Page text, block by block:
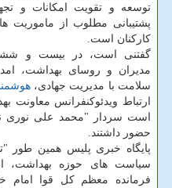
توسعه و تقویت امكانات و
پشتیبانی مطلوب از ماموریت
كاركنان است.
گفتنی است، در بیست و
مدیران و روسای بهداشت،
سلامت با مدیریت جهادی،
ارتباط ویدئوكنفرانس معاونت
است سردار "محمد علی نوری
حضور داشتند.
پایگاه خبری پلیس همین طور
سیاست های حوزه بهداشت،
فرمانده معظم كل قوا امام